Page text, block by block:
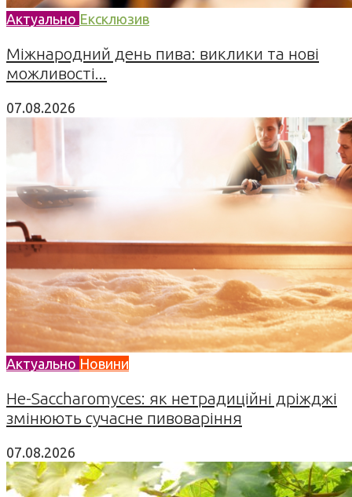
Актуально Ексклюзив
Міжнародний день пива: виклики та нові
можливості...
07.08.2026
Актуально Новини
Не-Saccharomyces: як нетрадиційні дріжджі
змінюють сучасне пивоваріння
07.08.2026